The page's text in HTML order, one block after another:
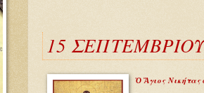
15
Ὁ Ἅγιος Νικήτας